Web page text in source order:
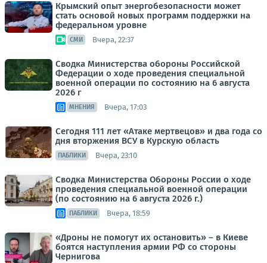
Крымский опыт энергобезопасности может
стать основой новых программ поддержки на
федеральном уровне
СМИ Вчера, 22:37
Сводка Министерства обороны Российской
Федерации о ходе проведения специальной
военной операции по состоянию на 6 августа
2026 г
МНЕНИЯ Вчера, 17:03
Сегодня 111 лет «Атаке мертвецов» и два года со
дня вторжения ВСУ в Курскую область
ПАБЛИКИ Вчера, 23:10
Сводка Министерства Обороны России о ходе
проведения специальной военной операции
(по состоянию на 6 августа 2026 г.)
ПАБЛИКИ Вчера, 18:59
«Дроны не помогут их остановить» – в Киеве
боятся наступления армии РФ со стороны
Чернигова